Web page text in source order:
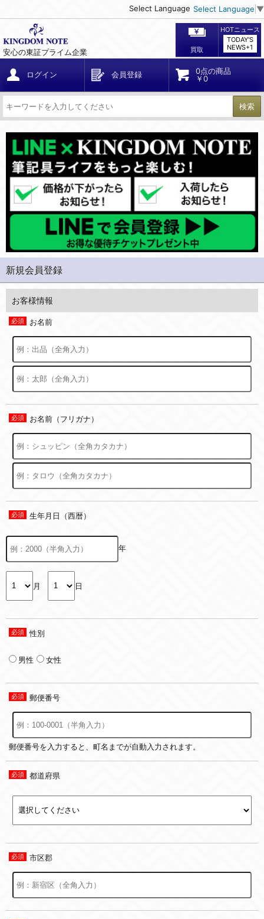
Select Language Select Language ▼
安心の東証プライム企業 買取
HOTニュース
TODAY'S
NEWS+1
ログイン 会員登録
0点の商品
￥0
検索
新規会員登録
お客様情報
お名前
お名前（フリガナ）
生年月日（西暦）
年
月 日
性別
男性 女性
郵便番号
郵便番号を入力すると、町名までが自動入力されます。
都道府県
市区郡